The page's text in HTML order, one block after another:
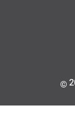
©